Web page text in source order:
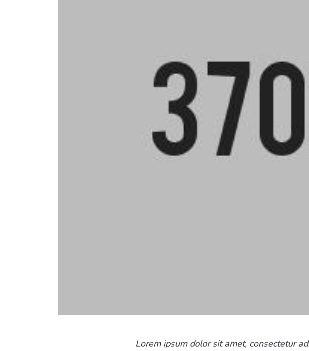
Lorem ipsum dolor sit amet, consectetur